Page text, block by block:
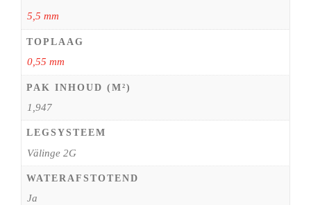
5,5 mm
TOPLAAG
0,55 mm
PAK INHOUD (M²)
1,947
LEGSYSTEEM
Välinge 2G
WATERAFSTOTEND
Ja